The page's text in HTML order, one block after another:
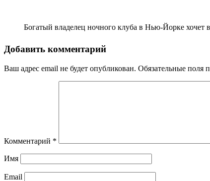
Богатый владелец ночного клуба в Нью-Йорке
Добавить комментарий
Ваш адрес email не будет опубликован. Обязательные поля
Комментарий *
Имя
Email